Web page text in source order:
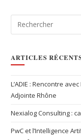
ARTICLES
L’ADIE : Rencontre
Adjointe Rhône
Nexialog Consulting :
PwC et l’Intelligence